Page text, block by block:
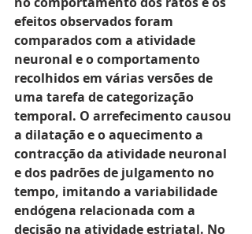
efeitos observados foram
comparados com a atividade
neuronal e o comportamento
recolhidos em várias versões de
uma tarefa de categorização
temporal. O arrefecimento causou
a dilatação e o aquecimento a
contracção da atividade neuronal
e dos padrões de julgamento no
tempo, imitando a variabilidade
endógena relacionada com a
decisão na atividade estriatal. No